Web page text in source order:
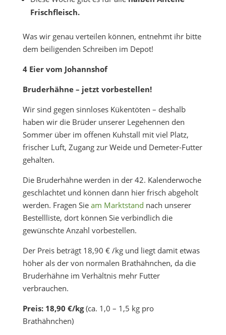
Frischfleisch.
Was wir genau verteilen können, entnehmt ihr bitte
dem beiligenden Schreiben im Depot!
4 Eier vom Johannshof
Bruderhähne – jetzt vorbestellen!
Wir sind gegen sinnloses Kükentöten – deshalb
haben wir die Brüder unserer Legehennen den
Sommer über im offenen Kuhstall mit viel Platz,
frischer Luft, Zugang zur Weide und Demeter-Futter
gehalten.
Die Bruderhähne werden in der 42. Kalenderwoche
geschlachtet und können dann hier frisch abgeholt
werden. Fragen Sie am Marktstand nach unserer
Bestellliste, dort können Sie verbindlich die
gewünschte Anzahl vorbestellen.
Der Preis beträgt 18,90 € /kg und liegt damit etwas
höher als der von normalen Brathähnchen, da die
Bruderhähne im Verhältnis mehr Futter
verbrauchen.
Preis: 18,90 €/kg(ca. 1,0 – 1,5 kg pro
Brathähnchen)